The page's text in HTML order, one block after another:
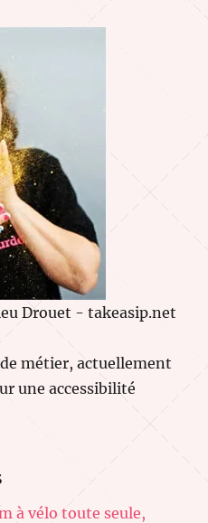
Drouet - takeasip.net
métier, actuellement
une accessibilité
à vélo toute seule,